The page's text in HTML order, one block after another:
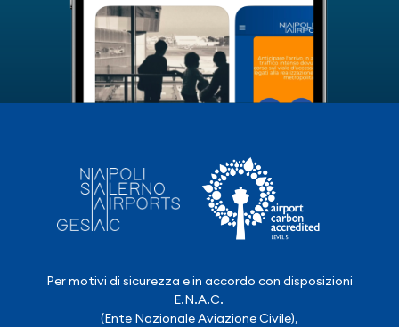
Per motivi di sicurezza e in accordo con disposizioni
E.N.A.C.
(Ente Nazionale Aviazione Civile),